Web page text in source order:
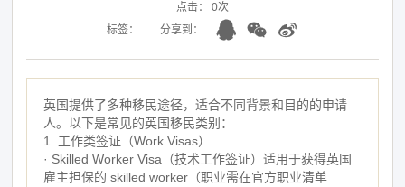
点击： 0次
标签：
分享到：
英国提供了多种移民途径，适合不同背景和目的的申请
人。以下是常见的英国移民类别：
1. 工作类签证（Work Visas）
· Skilled Worker Visa（技术工作签证）适用于获得英国
雇主担保的 skilled worker（职业需在官方职业清单